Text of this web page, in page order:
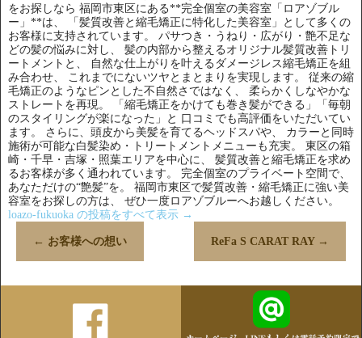
をお探しなら 福岡市東区にある**完全個室の美容室「ロアゾブル
ー」**は、 「髪質改善と縮毛矯正に特化した美容室」として多くの
お客様に支持されています。 パサつき・うねり・広がり・艶不足な
どの髪の悩みに対し、 髪の内部から整えるオリジナル髪質改善トリ
ートメントと、 自然な仕上がりを叶えるダメージレス縮毛矯正を組
み合わせ、 これまでにないツヤとまとまりを実現します。 従来の縮
毛矯正のようなピンとした不自然さではなく、 柔らかくしなやかな
ストレートを再現。 「縮毛矯正をかけても巻き髪ができる」「毎朝
のスタイリングが楽になった」と 口コミでも高評価をいただいてい
ます。 さらに、頭皮から美髪を育てるヘッドスパや、 カラーと同時
施術が可能な白髪染め・トリートメントメニューも充実。 東区の箱
崎・千早・吉塚・照葉エリアを中心に、 髪質改善と縮毛矯正を求め
るお客様が多く通われています。 完全個室のプライベート空間で、
あなただけの“艶髪”を。 福岡市東区で髪質改善・縮毛矯正に強い美
容室をお探しの方は、 ぜひ一度ロアゾブルーへお越しください。
loazo-fukuoka の投稿をすべて表示 →
← お客様への想い ReFa S CARAT RAY →